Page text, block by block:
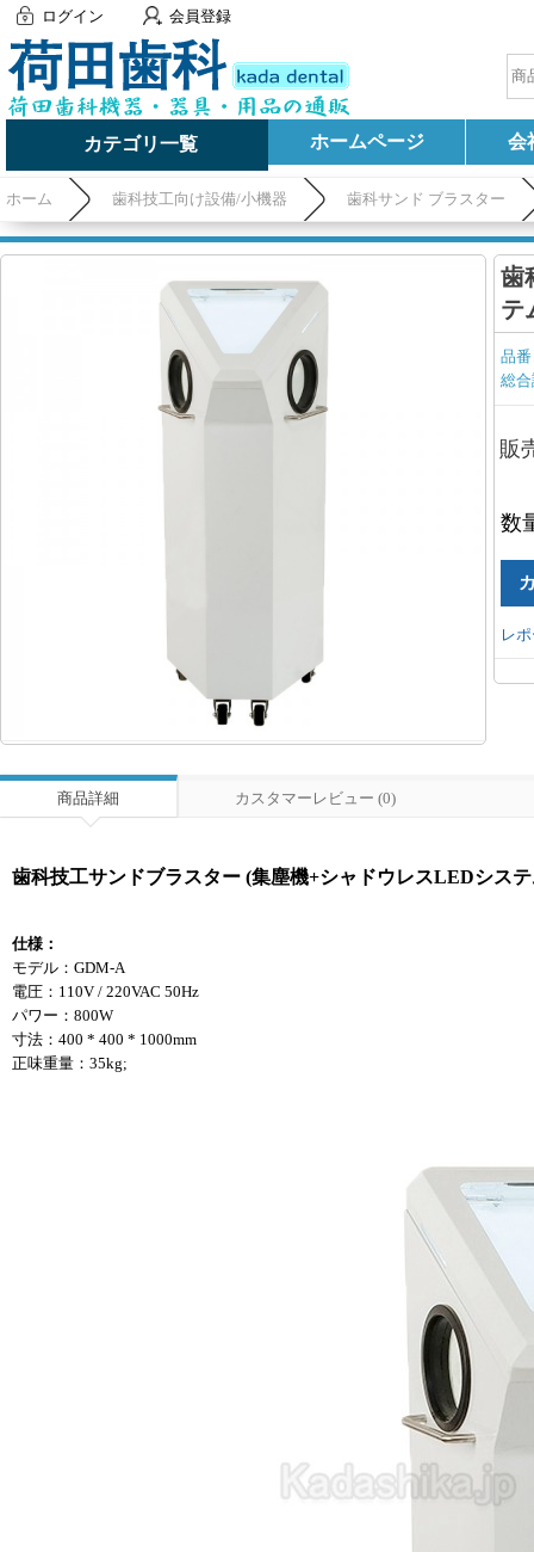
ログイン 会員登録
カテゴリ一覧 ホームページ 会
ホーム 歯科技工向け設備/小機器 歯科サンド ブラスター
歯
テ
品
総
販
数
レ
商品詳細 カスタマーレビュー (0)
歯科技工サンドブラスター (集塵機+シャドウレスLEDシス
仕様：
モデル：GDM-A
電圧：110V / 220VAC 50Hz
パワー：800W
寸法：400 * 400 * 1000mm
正味重量：35kg;